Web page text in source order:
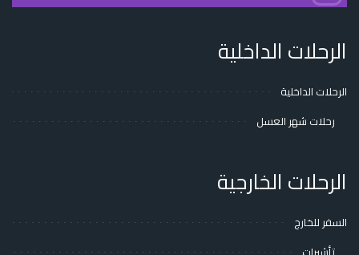
الرحلات الداخلية
الرحلات الداخلية
رحلات شهر العسل
الرحلات الخارجية
السفر للخارج